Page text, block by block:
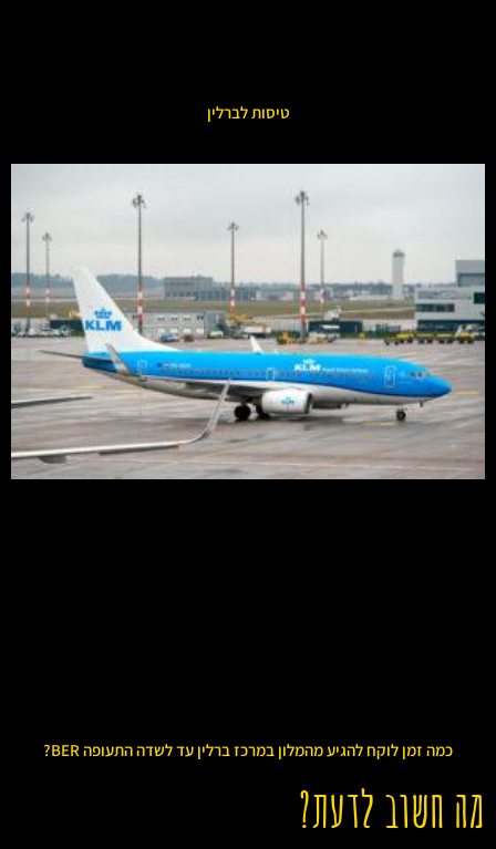
טיסות לברלין
כמה זמן לוקח להגיע מהמלון במרכז ברלין עד לשדה התעופה BER?
מה חשוב לדעת?